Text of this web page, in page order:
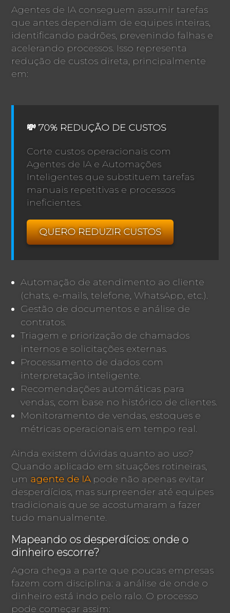
Agentes de IA conseguem assumir tarefas
que antes dependiam de equipes inteiras,
identificando padrões, prevenindo falhas e
acelerando processos. Isso representa
redução de custos direta, principalmente
em:
💸 70% REDUÇÃO DE CUSTOS
Corte custos operacionais com
Agentes de IA e Automações
Inteligentes que substituem tarefas
manuais repetitivas e processos
ineficientes.
QUERO REDUZIR CUSTOS
Automação de atendimento ao cliente
(chats, e-mails, telefone, WhatsApp, etc.).
Gestão de documentos e análise de
contratos.
Triagem e priorização de chamados
internos e solicitações externas.
Processamento de dados com
interpretação inteligente.
Recomendações automáticas para
vendas, com base no histórico de clientes.
Monitoramento de vendas, estoques e
métricas operacionais em tempo real.
Ainda existem dúvidas quanto ao uso?
Quando aplicado em situações rotineiras,
um agente de IApode não apenas evitar
desperdícios, mas surpreender até equipes
tradicionais que se acostumaram a fazer
tudo manualmente.
Mapeando os desperdícios: onde o
dinheiro escorre?
Agora chega a parte que poucas empresas
fazem com disciplina: a análise de onde o
dinheiro está indo pelo ralo. O processo
pode começar assim: